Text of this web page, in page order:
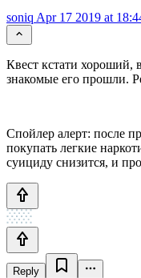
soniq Apr 17 2019 at
Квест кстати
знакомые его прошли.
Спойлер алерт: после
покупать легкие
суициду снизится, и
Reply